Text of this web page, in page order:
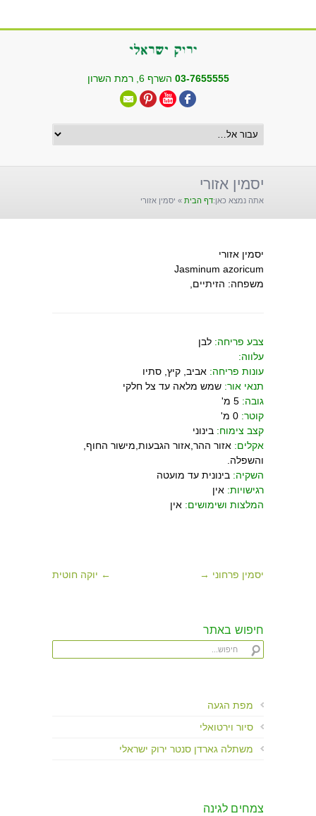
03-7655555 השרף 6, רמת השרון
יסמין אזורי
אתה נמצא כאן:דף הבית » יסמין אזורי
יסמין אזורי
Jasminum azoricum
משפחה: הזיתיים,
צבע פריחה: לבן
עלווה:
עונות פריחה: אביב, קיץ, סתיו
תנאי אור: שמש מלאה עד צל חלקי
גובה:
קוטר:
קצב צימוח: בינוני
אקלים: אזור ההר,אזור הגבעות,מישור החוף,
והשפלה.
השקיה: בינונית עד מועטה
רגישויות: אין
המלצות ושימושים: אין
← יוקה חוטית יסמין פרחוני →
חיפוש באתר
מפת הגעה
סיור וירטואלי
משתלה גארדן סנטר ירוק ישראלי
צמחים לגינה